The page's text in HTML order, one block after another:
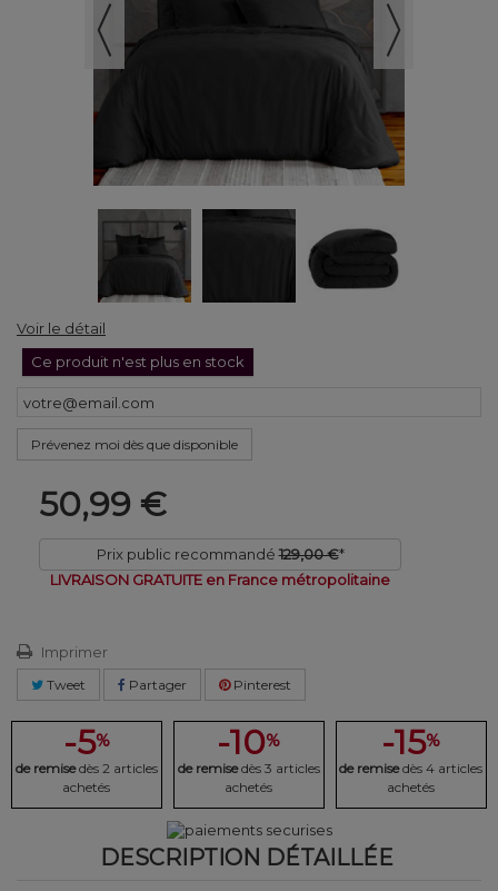
Voir le détail
Ce produit n'est plus en stock
Prévenez moi dès que disponible
50,99 €
Prix public recommandé 129,00 €*
LIVRAISON GRATUITE en France métropolitaine
Imprimer
Tweet Partager Pinterest
-5%
de remise dès 2 articles
achetés
-10%
de remise dès 3 articles
achetés
-15%
de remise dès 4 articles
achetés
DESCRIPTION DÉTAILLÉE